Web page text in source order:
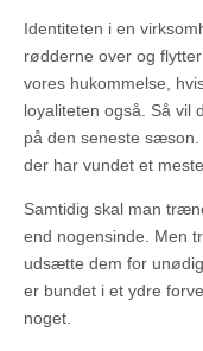
Identiteten i en
rødderne over og
vores hukommelse,
loyaliteten også. Så vil
på den seneste sæson.
der har vundet et
Samtidig skal man
end nogensinde. Men
udsætte dem for
er bundet i et ydre
noget.